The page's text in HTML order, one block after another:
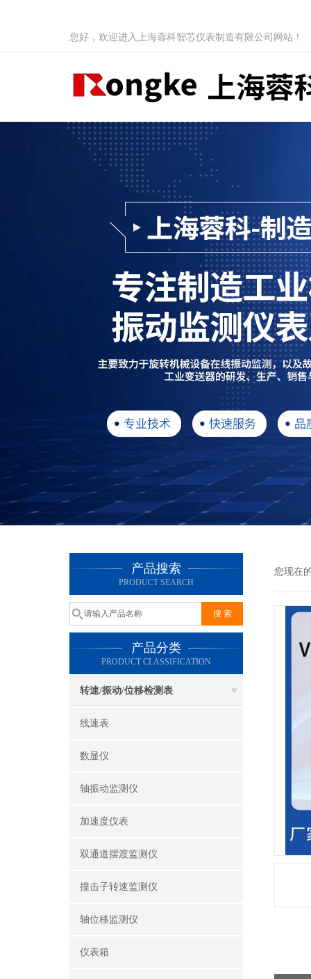
您好，欢迎进入上海蓉科智芯仪表制造有限公司网站！
产品搜索
PRODUCT SEARCH
产品分类
PRODUCT CLASSIFICATION
转速/振动/位移检测表
线速表
数显仪
轴振动监测仪
加速度仪表
双通道摆渡监测仪
撞击子转速监测仪
轴位移监测仪
仪表箱
您现在